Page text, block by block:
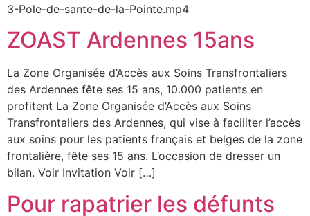
3-Pole-de-sante-de-la-Pointe.mp4
ZOAST Ardennes 15ans
La Zone Organisée d’Accès aux Soins Transfrontaliers
des Ardennes fête ses 15 ans, 10.000 patients en
profitent La Zone Organisée d’Accès aux Soins
Transfrontaliers des Ardennes, qui vise à faciliter l’accès
aux soins pour les patients français et belges de la zone
frontalière, fête ses 15 ans. L’occasion de dresser un
bilan. Voir Invitation Voir […]
Pour rapatrier les défunts